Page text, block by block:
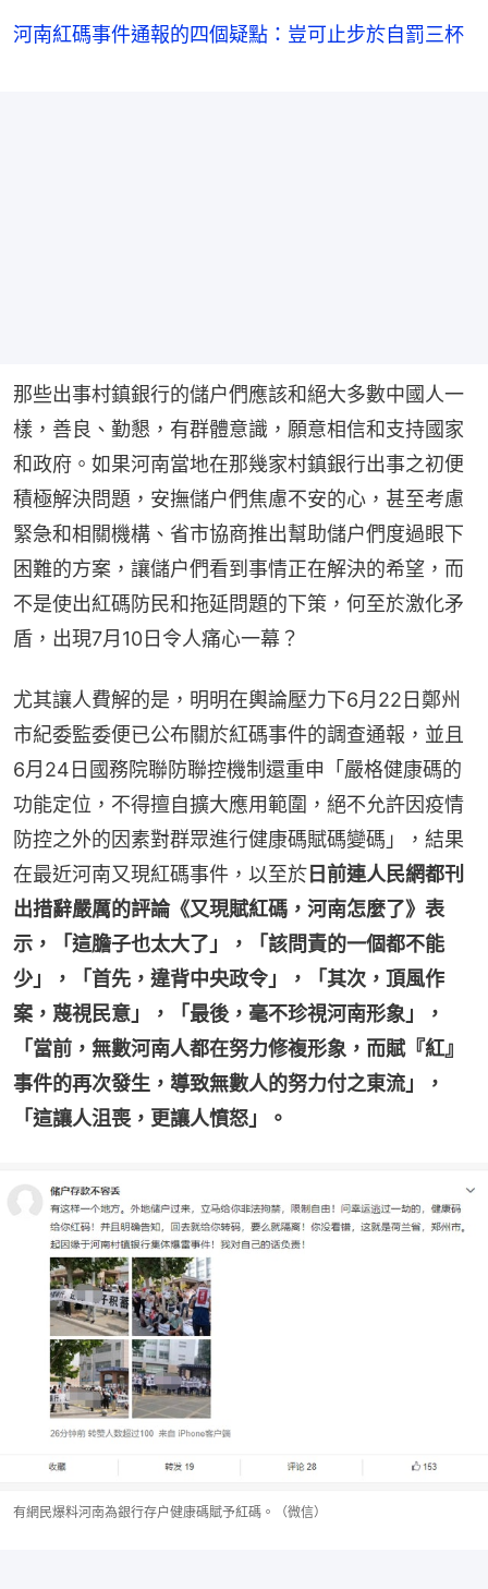
河南紅碼事件通報的四個疑點：豈可止步於自罰三杯
那些出事村鎮銀行的儲户們應該和絕大多數中國人一
樣，善良、勤懇，有群體意識，願意相信和支持國家
和政府。如果河南當地在那幾家村鎮銀行出事之初便
積極解決問題，安撫儲户們焦慮不安的心，甚至考慮
緊急和相關機構、省市協商推出幫助儲户們度過眼下
困難的方案，讓儲户們看到事情正在解決的希望，而
不是使出紅碼防民和拖延問題的下策，何至於激化矛
盾，出現7月10日令人痛心一幕？
尤其讓人費解的是，明明在輿論壓力下6月22日鄭州
市紀委監委便已公布關於紅碼事件的調查通報，並且
6月24日國務院聯防聯控機制還重申「嚴格健康碼的
功能定位，不得擅自擴大應用範圍，絕不允許因疫情
防控之外的因素對群眾進行健康碼賦碼變碼」，結果
在最近河南又現紅碼事件，以至於 日前連人民網都刊
出措辭嚴厲的評論《又現賦紅碼，河南怎麼了》表
示，「這膽子也太大了」，「該問責的一個都不能
少」，「首先，違背中央政令」，「其次，頂風作
案，蔑視民意」，「最後，毫不珍視河南形象」，
「當前，無數河南人都在努力修複形象，而賦『紅』
事件的再次發生，導致無數人的努力付之東流」，
「這讓人沮喪，更讓人憤怒」。
有網民爆料河南為銀行存户健康碼賦予紅碼。（微信）